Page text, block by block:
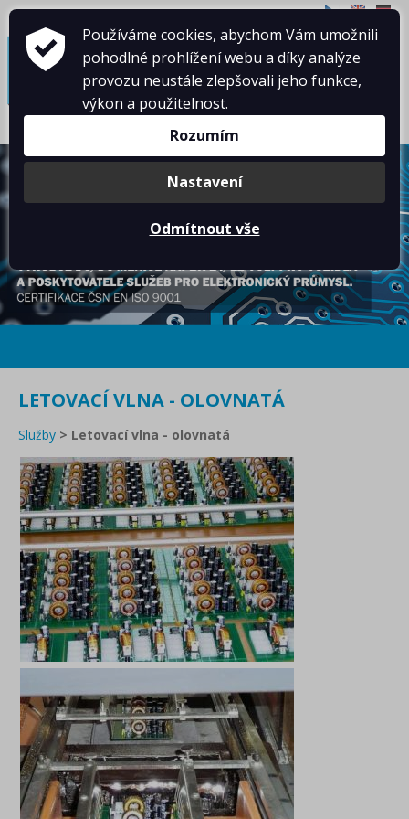
≡
LETOVACÍ VLNA - OLOVNATÁ
Služby > Letovací vlna - olovnatá
Používáme cookies, abychom Vám umožnili
pohodlné prohlížení webu a díky analýze
provozu neustále zlepšovali jeho funkce,
výkon a použitelnost.
Rozumím
Nastavení
Odmítnout vše